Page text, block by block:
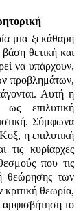
μια ξεκάθαρη
θετική και
να υπάρχουν,
προβλημάτων,
Αυτή η
επιλυτική
Σύμφωνα
, η επιλυτική
τις κυρίαρχες
που τις
θεώρησης των
κριτική θεωρία,
το